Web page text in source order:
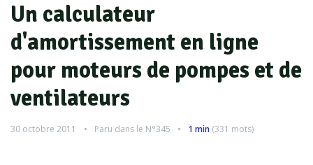
Un calculateur
d'amortissement en ligne
pour moteurs de pompes et de
ventilateurs
30 octobre 2011 Paru dans le N°345 1 min (331 mots)